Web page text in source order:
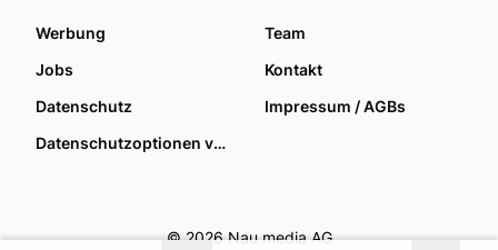
Werbung
Team
Jobs
Kontakt
Datenschutz
Impressum / AGBs
Datenschutzoptionen verwalten
© 2026 Nau media AG